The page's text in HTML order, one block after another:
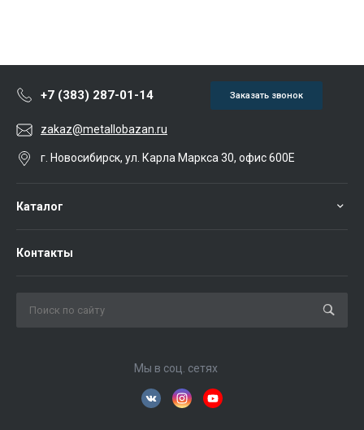
+7 (383) 287-01-14 Заказать звонок
zakaz@metallobazan.ru
г. Новосибирск, ул. Карла Маркса 30, офис 600Е
Каталог
Контакты
Мы в соц. сетях